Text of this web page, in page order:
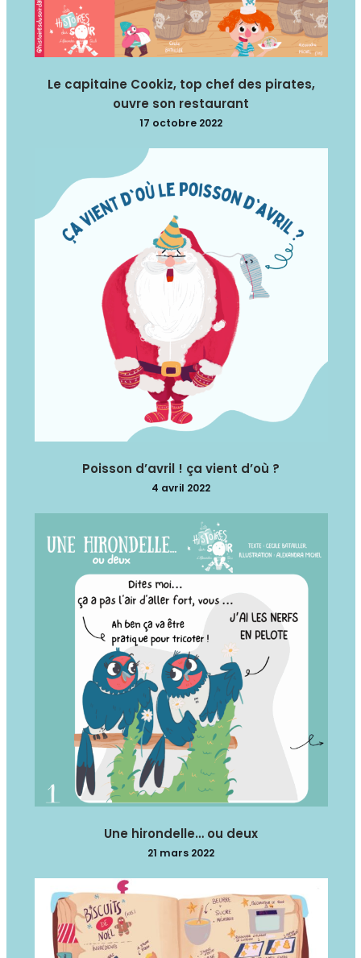
Le capitaine Cookiz, top chef des pirates,
ouvre son restaurant
17 octobre 2022
Poisson d’avril ! ça vient d’où ?
4 avril 2022
Une hirondelle… ou deux
21 mars 2022